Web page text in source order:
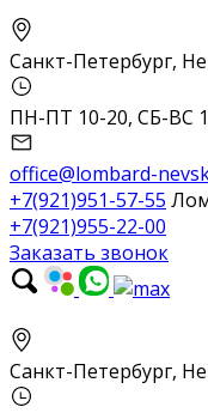
Санкт-Петербург,
ПН-ПТ 10-20, СБ-ВС
office@lombard-
+7(921)951-57-55
+7(921)955-22-00
Заказать звонок
Санкт-Петербург,